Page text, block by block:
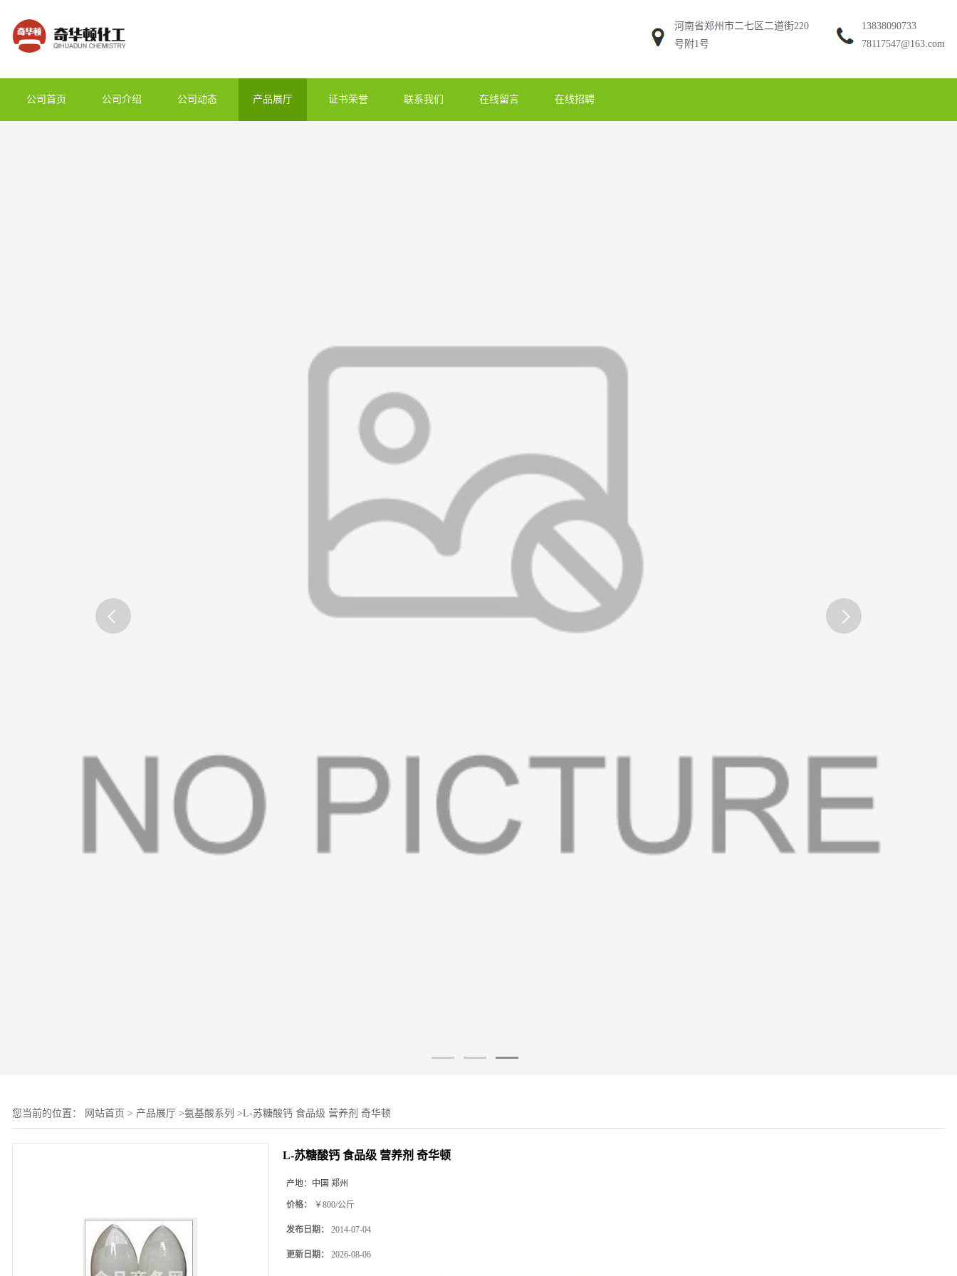
河南省郑州市二七区二道街220
号附1号
13838090733
78117547@163.com
公司首页 公司介绍 公司动态 产品展厅 证书荣誉 联系我们 在线留言 在线招聘
您当前的位置： 网站首页 > 产品展厅 >氨基酸系列 >L-苏糖酸钙 食品级 营养剂 奇华顿
L-苏糖酸钙 食品级 营养剂 奇华顿
产地： 中国 郑州
价格： ￥800/公斤
发布日期： 2014-07-04
更新日期： 2026-08-06